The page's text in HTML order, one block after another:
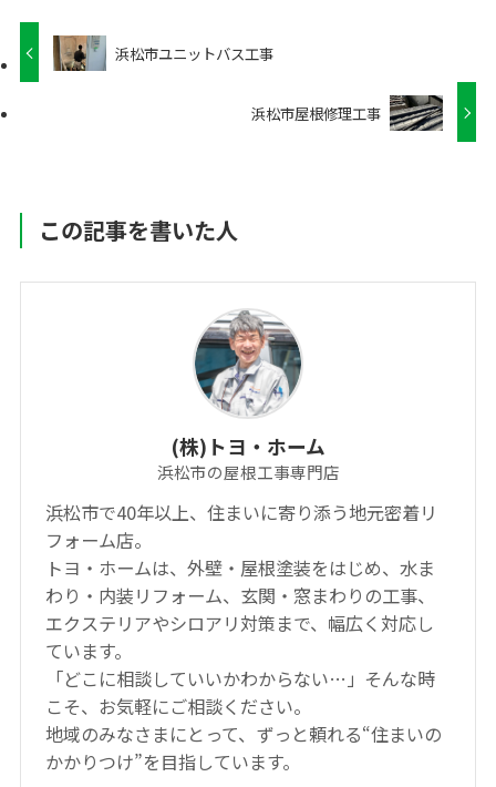
浜松市ユニットバス工事
浜松市屋根修理工事
この記事を書いた人
(株)トヨ・ホーム
浜松市の屋根工事専門店
浜松市で40年以上、住まいに寄り添う地元密着リ
フォーム店。
トヨ・ホームは、外壁・屋根塗装をはじめ、水ま
わり・内装リフォーム、玄関・窓まわりの工事、
エクステリアやシロアリ対策まで、幅広く対応し
ています。
「どこに相談していいかわからない…」そんな時
こそ、お気軽にご相談ください。
地域のみなさまにとって、ずっと頼れる“住まいの
かかりつけ”を目指しています。